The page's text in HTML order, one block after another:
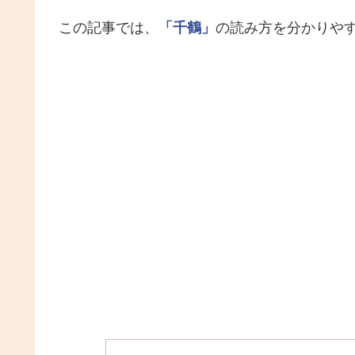
この記事では、 「千鶴」 の読み方を分かりや